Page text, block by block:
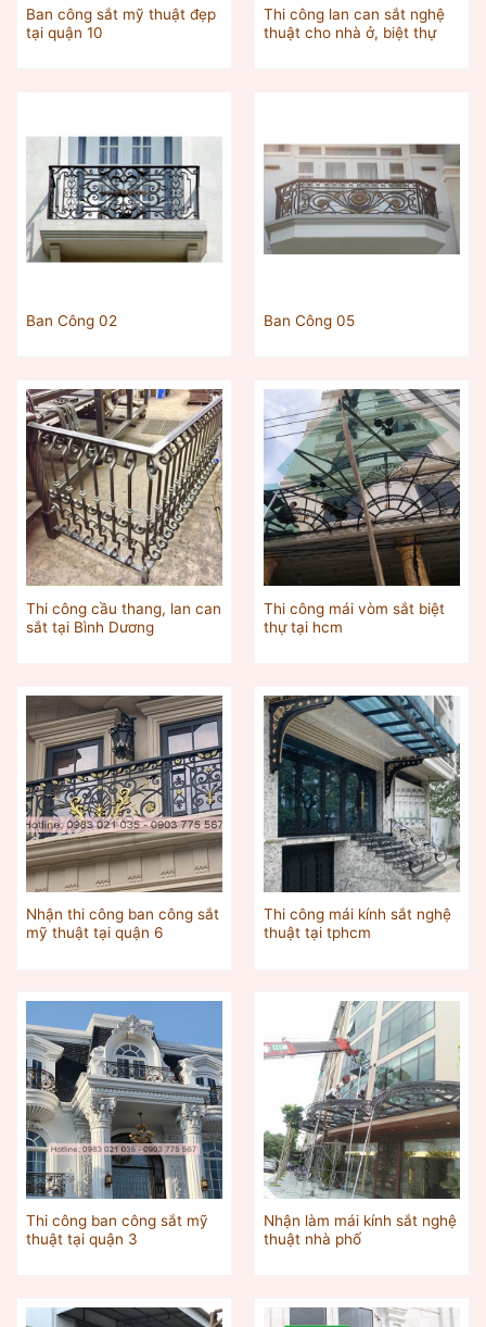
Ban công sắt mỹ thuật đẹp
tại quận 10
Thi công lan can sắt nghệ
thuật cho nhà ở, biệt thự
Ban Công 02 Ban Công 05
Thi công cầu thang, lan can
sắt tại Bình Dương
Thi công mái vòm sắt biệt
thự tại hcm
Nhận thi công ban công sắt
mỹ thuật tại quận 6
Thi công mái kính sắt nghệ
thuật tại tphcm
Thi công ban công sắt mỹ
thuật tại quận 3
Nhận làm mái kính sắt nghệ
thuật nhà phố